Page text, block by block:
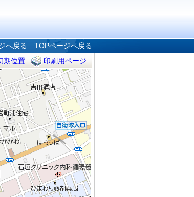
へ戻る TOPページへ戻る
期位置 印刷用ページ